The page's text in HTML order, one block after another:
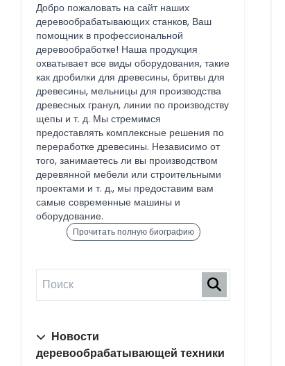
Добро пожаловать на сайт наших
деревообрабатывающих станков, Ваш
помощник в профессиональной
деревообработке! Наша продукция
охватывает все виды оборудования, такие
как дробилки для древесины, бритвы для
древесины, мельницы для производства
древесных гранул, линии по производству
щепы и т. д. Мы стремимся
предоставлять комплексные решения по
переработке древесины. Независимо от
того, занимаетесь ли вы производством
деревянной мебели или строительными
проектами и т. д., мы предоставим вам
самые современные машины и
оборудование.
Прочитать полную биографию
Новости
деревообрабатывающей техники